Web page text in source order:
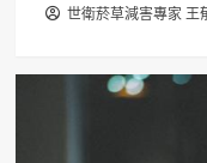
世衛菸草減害專家 王